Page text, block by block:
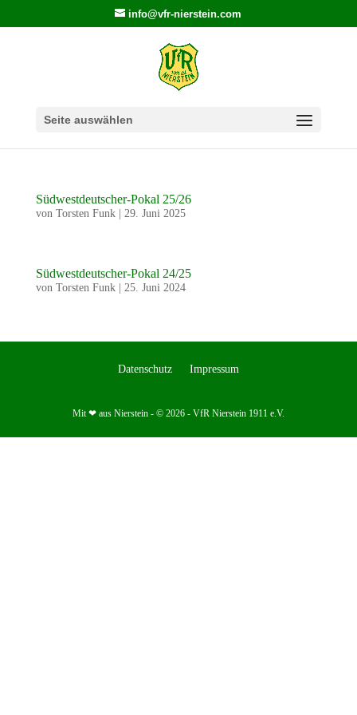
info@vfr-nierstein.com
Seite auswählen
Südwestdeutscher-Pokal 25/26
von Torsten Funk| 29. Juni 2025
Südwestdeutscher-Pokal 24/25
von Torsten Funk| 25. Juni 2024
Datenschutz Impressum
Mit ❤ aus Nierstein - © 2026 - VfR Nierstein 1911 e.V.